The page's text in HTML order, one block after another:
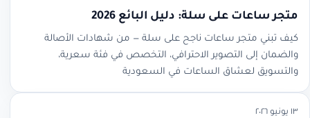
متجر ساعات على سلة: دليل البائع 2026
كيف تبني متجر ساعات ناجح على سلة — من شهادات الأصالة
والضمان إلى التصوير الاحترافي، التخصص في فئة سعرية،
والتسويق لعشاق الساعات في السعودية
١٣ يونيو ٢٠٢٦